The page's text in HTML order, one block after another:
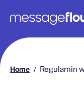
Główna nawigacja
Home / Regulamin